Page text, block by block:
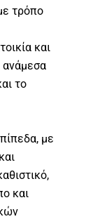
τρόπο
και
ανάμεσα
το
με
και